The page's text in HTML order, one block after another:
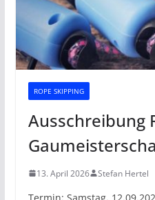
ROPE SKIPPING
Ausschreibung
13. April 2026 Stefan Hertel